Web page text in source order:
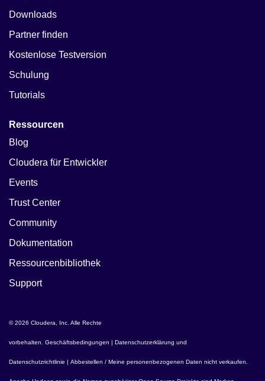
Downloads
Partner finden
Kostenlose Testversion
Schulung
Tutorials
Ressourcen
Blog
Cloudera für Entwickler
Events
Trust Center
Community
Dokumentation
Ressourcenbibliothek
Support
© 2026 Cloudera, Inc. Alle Rechte
vorbehalten. Geschäftsbedingungen | Datenschutzerklärung und
Datenschutzrichtlinie | Abbestellen / Meine personenbezogenen Daten nicht verkaufen